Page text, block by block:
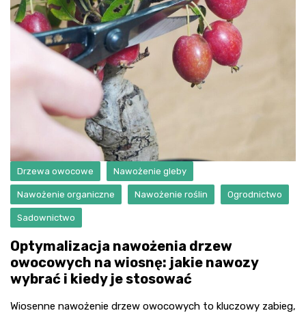
Drzewa owocowe Nawożenie gleby
Nawożenie organiczne Nawożenie roślin Ogrodnictwo
Sadownictwo
Optymalizacja nawożenia drzew
owocowych na wiosnę: jakie nawozy
wybrać i kiedy je stosować
Wiosenne nawożenie drzew owocowych to kluczowy zabieg,